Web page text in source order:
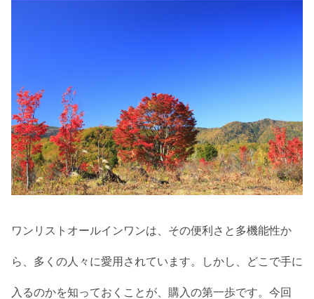
ワンリストオールインワンは、その便利さと多機能性か
ら、多くの人々に愛用されています。しかし、どこで手に
入るのかを知っておくことが、購入の第一歩です。今回